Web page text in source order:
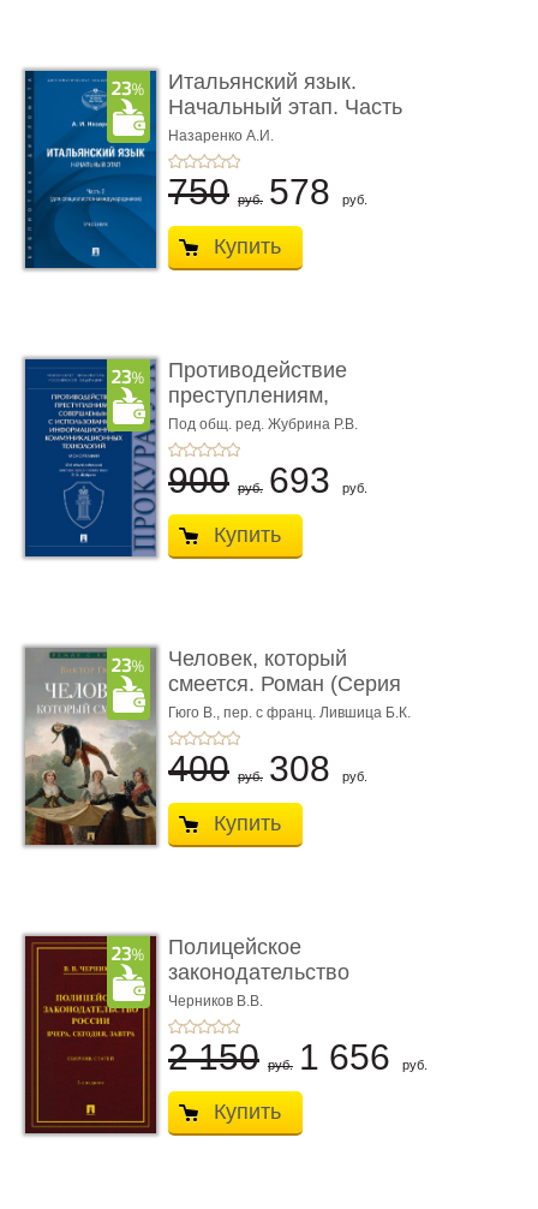
Итальянский язык.
Начальный этап. Часть
2. Учеб� ...
Назаренко А.И.
750 руб. 578 руб.
Купить
Противодействие
преступлениям,
совершаемым с ...
Под общ. ред. Жубрина Р.В.
900 руб. 693 руб.
Купить
Человек, который
смеется. Роман (Серия
«Роман с ...
Гюго В., пер. с франц. Лившица Б.К.
400 руб. 308 руб.
Купить
Полицейское
законодательство
России: вчера, с� ...
Черников В.В.
2 150 руб. 1 656 руб.
Купить